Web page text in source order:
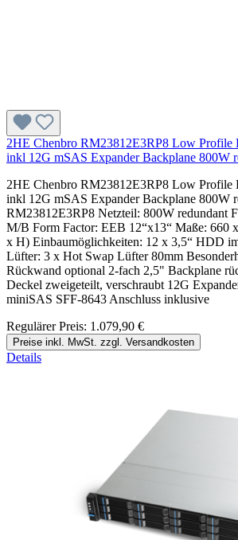
2HE Chenbro RM23812E3RP8 Low Profile
inkl 12G mSAS Expander Backplane 800W
2HE Chenbro RM23812E3RP8 Low Profile
inkl 12G mSAS Expander Backplane
RM23812E3RP8 Netzteil: 800W redundant
M/B Form Factor: EEB 12“x13“ Maße: 660
x H) Einbaumöglichkeiten: 12 x 3,5“ HDD
Lüfter: 3 x Hot Swap Lüfter 80mm
Rückwand optional 2-fach 2,5" Backplane
Deckel zweigeteilt, verschraubt 12G
miniSAS SFF-8643 Anschluss inklusive
Regulärer Preis: 1.079,90 €
Preise inkl. MwSt. zzgl. Versandkosten
Details